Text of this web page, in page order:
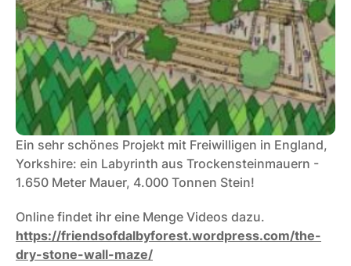
Ein sehr schönes Projekt mit Freiwilligen in England,
Yorkshire: ein Labyrinth aus Trockensteinmauern -
1.650 Meter Mauer, 4.000 Tonnen Stein!
Online findet ihr eine Menge Videos dazu.
https://friendsofdalbyforest.wordpress.com/the-
dry-stone-wall-maze/